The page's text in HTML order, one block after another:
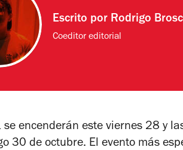
Escrito por Rodrigo
Coeditor editorial
encenderán este viernes 28 y
30 de octubre. El evento más